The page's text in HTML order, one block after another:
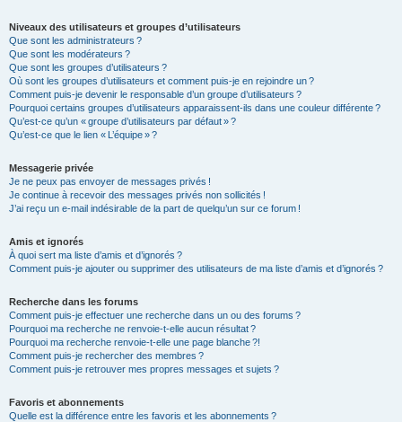
Niveaux des utilisateurs et groupes d’utilisateurs
Que sont les administrateurs ?
Que sont les modérateurs ?
Que sont les groupes d’utilisateurs ?
Où sont les groupes d’utilisateurs et comment puis-je en rejoindre un ?
Comment puis-je devenir le responsable d’un groupe d’utilisateurs ?
Pourquoi certains groupes d’utilisateurs apparaissent-ils dans une couleur différente ?
Qu’est-ce qu’un « groupe d’utilisateurs par défaut » ?
Qu’est-ce que le lien « L’équipe » ?
Messagerie privée
Je ne peux pas envoyer de messages privés !
Je continue à recevoir des messages privés non sollicités !
J’ai reçu un e-mail indésirable de la part de quelqu’un sur ce forum !
Amis et ignorés
À quoi sert ma liste d’amis et d’ignorés ?
Comment puis-je ajouter ou supprimer des utilisateurs de ma liste d’amis et d’ignorés ?
Recherche dans les forums
Comment puis-je effectuer une recherche dans un ou des forums ?
Pourquoi ma recherche ne renvoie-t-elle aucun résultat ?
Pourquoi ma recherche renvoie-t-elle une page blanche ?!
Comment puis-je rechercher des membres ?
Comment puis-je retrouver mes propres messages et sujets ?
Favoris et abonnements
Quelle est la différence entre les favoris et les abonnements ?